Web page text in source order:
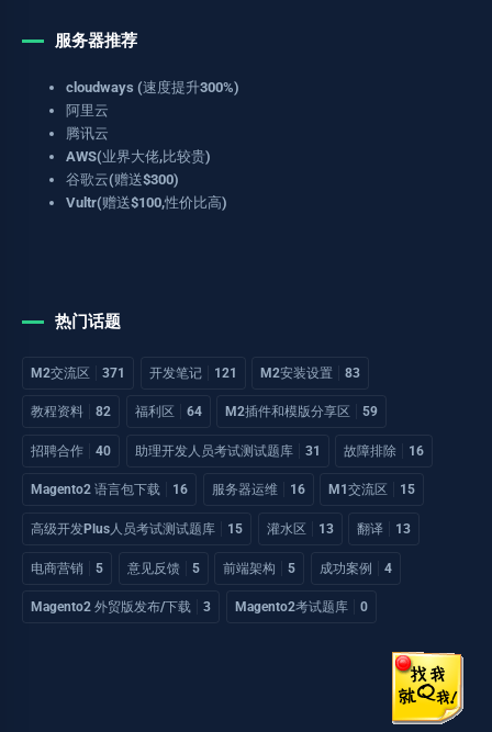
服务器推荐
cloudways (速度提升300%)
阿里云
腾讯云
AWS(业界大佬,比较贵)
谷歌云(赠送$300)
Vultr(赠送$100,性价比高)
热门话题
M2交流区 371 开发笔记 121 M2安装设置 83
教程资料 82 福利区 64 M2插件和模版分享区 59
招聘合作 40 助理开发人员考试测试题库 31 故障排除 16
Magento2 语言包下载 16 服务器运维 16 M1交流区 15
高级开发Plus人员考试测试题库 15 灌水区 13 翻译 13
电商营销 5 意见反馈 5 前端架构 5 成功案例 4
Magento2 外贸版发布/下载 3 Magento2考试题库 0